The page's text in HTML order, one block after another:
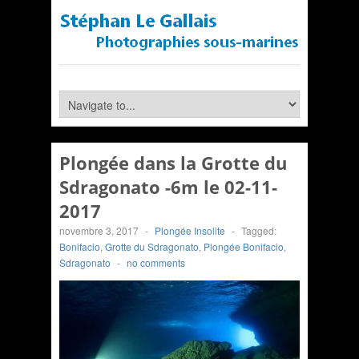
Plongée dans la Grotte du
Sdragonato -6m le 02-11-
2017
novembre 3, 2017 - Plongée Insolite - Tagged:
Bonifacio, Grotte du Sdragonato, Plongée Bonifacio,
Sdragonato - no comments